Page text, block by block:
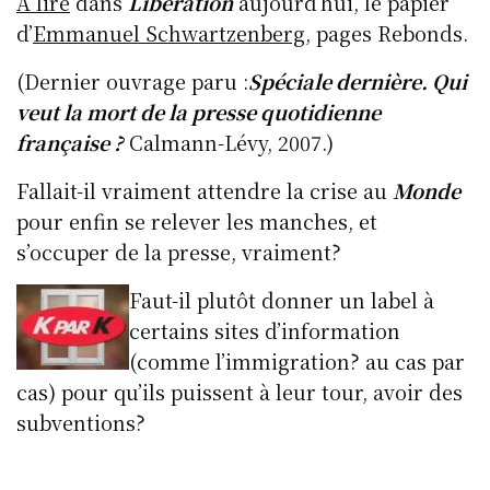
d’Emmanuel Schwartzenberg, pages Rebonds.
(Dernier ouvrage paru :Spéciale dernière. Qui
veut la mort de la presse quotidienne
française ?Calmann-Lévy, 2007.)
Fallait-il vraiment attendre la crise auMonde
pour enfin se relever les manches, et
s’occuper de la presse, vraiment?
Faut-il plutôt donner un label à
certains sites d’information
(comme l’immigration? au cas par
cas) pour qu’ils puissent à leur tour, avoir des
subventions?